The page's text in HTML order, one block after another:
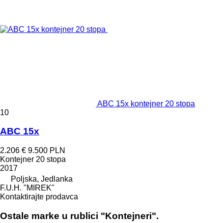
ABC 15x kontejner 20 stopa
10
ABC 15x
2.206 € 9.500 PLN
Kontejner 20 stopa
2017
Poljska, Jedlanka
F.U.H. "MIREK"
Kontaktirajte prodavca
Ostale marke u rublici "Kontejneri".